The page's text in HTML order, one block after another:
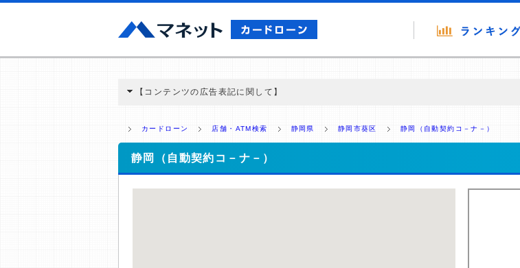
【コンテンツの広告表記に関して】
ミ収集などに基づき、公平性を担保した情報提供を行っています。
>提携企業一覧
カードローン 店舗・ATM検索 静岡県 静岡市葵区 静岡（自動契約コ－ナ－）
静岡（自動契約コ－ナ－）